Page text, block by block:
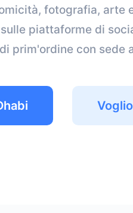
fotografia, arte
piattaforme di
prim'ordine con sede